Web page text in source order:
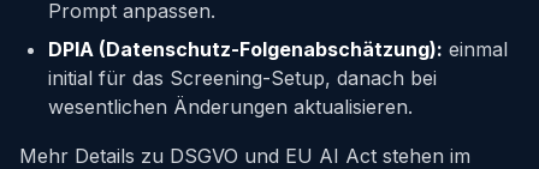
Prompt anpassen.
DPIA (Datenschutz-Folgenabschätzung): einmal
initial für das Screening-Setup, danach bei
wesentlichen Änderungen aktualisieren.
Mehr Details zu DSGVO und EU AI Act stehen im